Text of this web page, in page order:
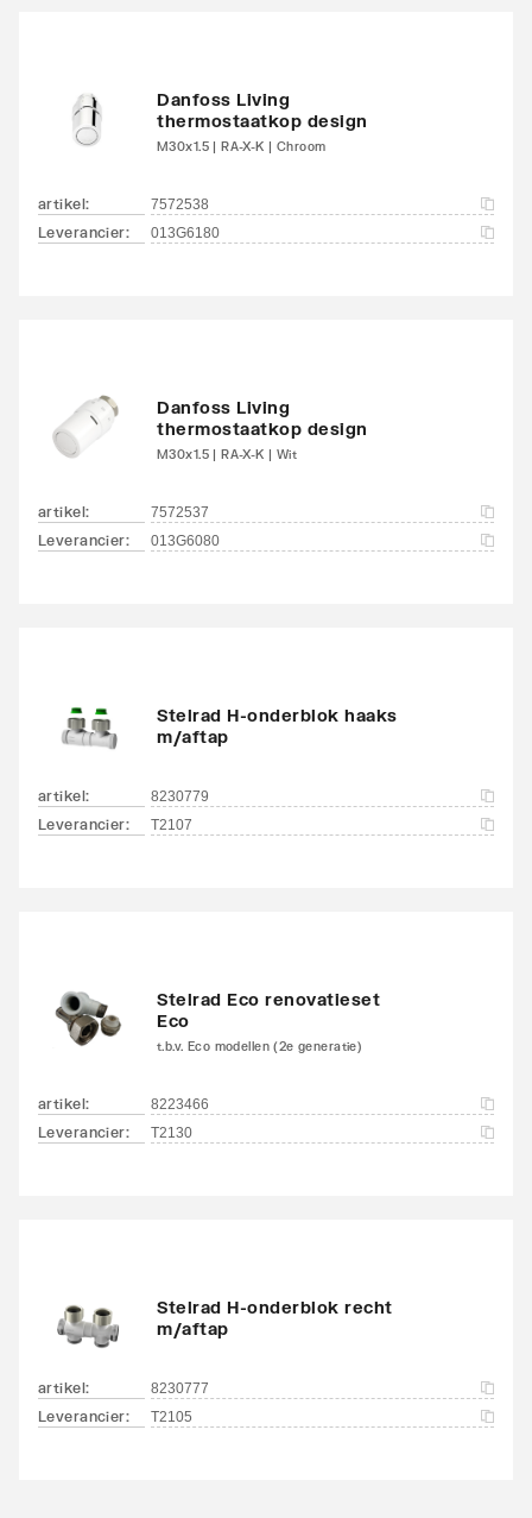
Danfoss Living
thermostaatkop design
M30x1.5 | RA-X-K | Chroom
artikel: 7572538
Leverancier: 013G6180
Danfoss Living
thermostaatkop design
M30x1.5 | RA-X-K | Wit
artikel: 7572537
Leverancier: 013G6080
Stelrad H-onderblok haaks
m/aftap
artikel: 8230779
Leverancier: T2107
Stelrad Eco renovatieset
Eco
t.b.v. Eco modellen (2e generatie)
artikel: 8223466
Leverancier: T2130
Stelrad H-onderblok recht
m/aftap
artikel: 8230777
Leverancier: T2105